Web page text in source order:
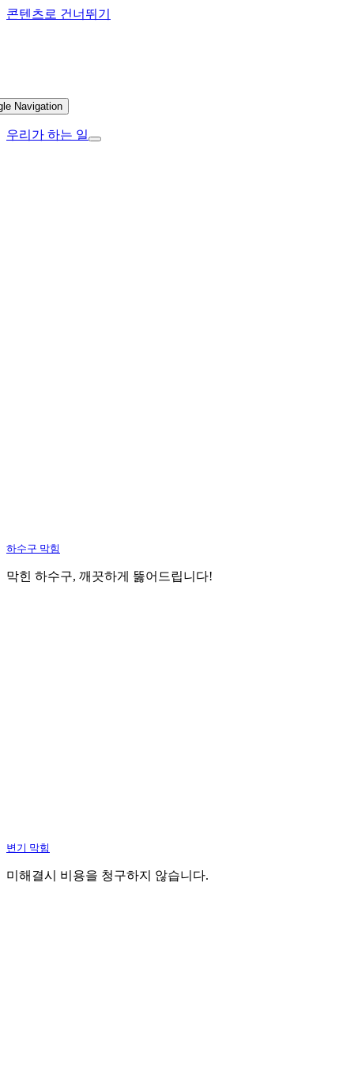
콘텐츠로 건너뛰기
Navigation
우리가 하는 일
하수구 막힘
막힌 하수구, 깨끗하게 뚫어드립니다!
변기 막힘
미해결시 비용을 청구하지 않습니다.